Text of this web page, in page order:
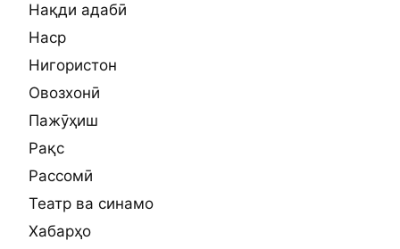
Нақди адабӣ
Наср
Нигористон
Овозхонӣ
Пажӯҳиш
Рақс
Рассомӣ
Театр ва синамо
Хабарҳо